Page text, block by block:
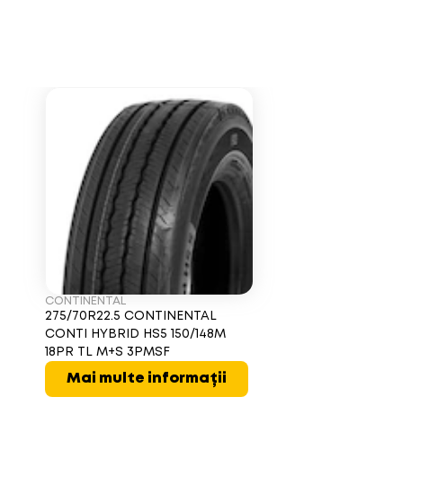
CONTINENTAL
275/70R22.5 CONTINENTAL
CONTI HYBRID HS5 150/148M
18PR TL M+S 3PMSF
Mai multe informații